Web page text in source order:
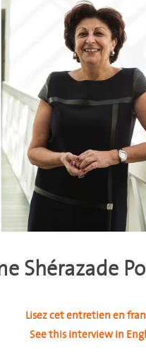
Shérazade
Lisez cet entretien en
See this interview in